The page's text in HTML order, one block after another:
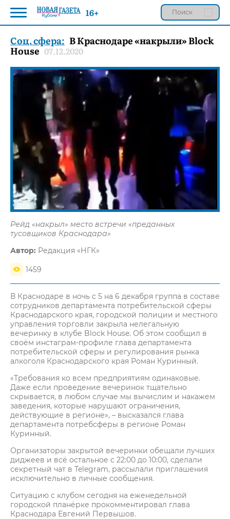
Соц. сфера: В Краснодаре «накрыли» Block
House 07.12.2020
Рейд «накрыл» место встречи «преданных
тусовщиков Краснодара»
Автор: Редакция «НГК»
1459
В Краснодаре в ночь с 5 на 6 декабря группа в составе
сотрудников департамента потребительской сферы
Краснодарского края, городской полиции и местного
управления торговли закрыла нелегальную
вечеринку в клубе Block House. Об этом сообщил в
своём инстаграм-профиле глава департамента
потребительской сферы и регулирования рынка
алкоголя Краснодарского края Роман Куринный.
«Требования ко всем предприятиям одинаковые.
Даже если проведение вечеринок тщательно
скрывается, в любом случае мы вычислим и накажем
заведения, которые нарушают ограничения,
действующие в регионе», – высказался глава
департамента потребсферы в регионе Роман
Куринный.
Организаторы закрытой вечеринки обещали лучших
диджеев и всё остальное с 22:00 до 10:00, сделали
секретный чат в Telegram, рассылали приглашения
исключительно в личные сообщения.
Ситуацию с клубом сегодня на еженедельной
городской планёрке прокомментировал глава
Краснодара Евгений Первышов.
16+